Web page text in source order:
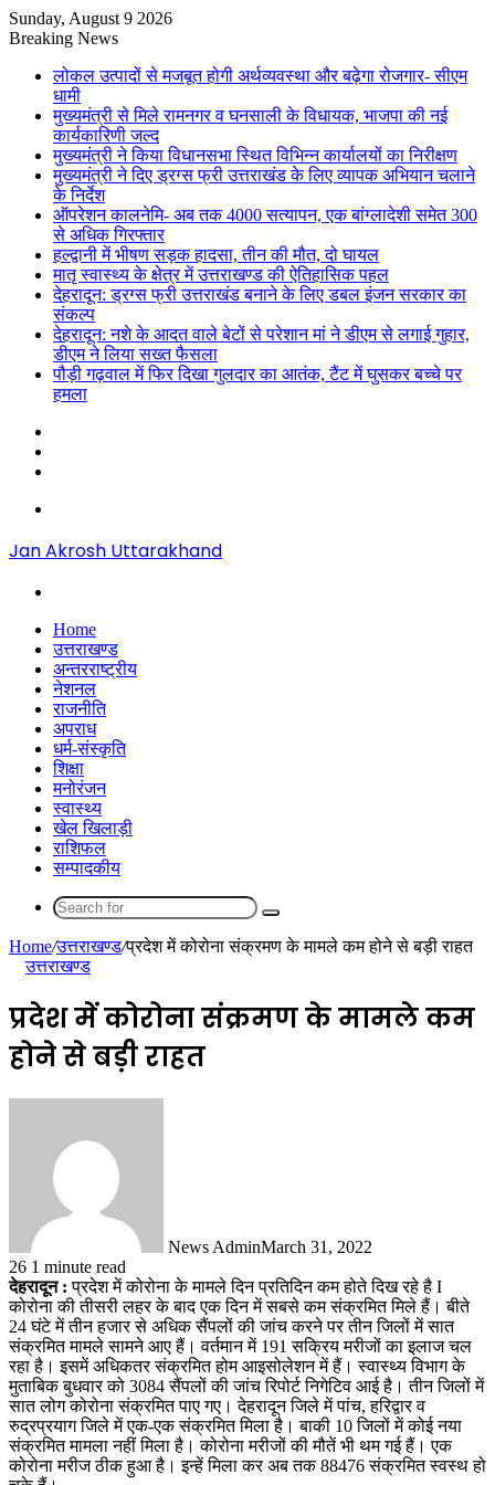
Sunday, August 9 2026
Breaking News
लोकल उत्पादों से मजबूत होगी अर्थव्यवस्था और बढ़ेगा रोजगार- सीएम
धामी
मुख्यमंत्री से मिले रामनगर व घनसाली के विधायक, भाजपा की नई
कार्यकारिणी जल्द
मुख्यमंत्री ने किया विधानसभा स्थित विभिन्न कार्यालयों का निरीक्षण
मुख्यमंत्री ने दिए ड्रग्स फ्री उत्तराखंड के लिए व्यापक अभियान चलाने
के निर्देश
ऑपरेशन कालनेमि- अब तक 4000 सत्यापन, एक बांग्लादेशी समेत 300
से अधिक गिरफ्तार
हल्द्वानी में भीषण सड़क हादसा, तीन की मौत, दो घायल
मातृ स्वास्थ्य के क्षेत्र में उत्तराखण्ड की ऐतिहासिक पहल
देहरादून: ड्रग्स फ्री उत्तराखंड बनाने के लिए डबल इंजन सरकार का
संकल्प
देहरादून: नशे के आदत वाले बेटों से परेशान मां ने डीएम से लगाई गुहार,
डीएम ने लिया सख्त फैसला
पौड़ी गढ़वाल में फिर दिखा गुलदार का आतंक, टैंट में घुसकर बच्चे पर
हमला
Jan Akrosh Uttarakhand
Home
उत्तराखण्ड
अन्तरराष्ट्रीय
नेशनल
राजनीति
अपराध
धर्म-संस्कृति
शिक्षा
मनोरंजन
स्वास्थ्य
खेल खिलाड़ी
राशिफल
सम्पादकीय
Search
Home/उत्तराखण्ड/प्रदेश में कोरोना संक्रमण के मामले कम होने से बड़ी राहत
उत्तराखण्ड
प्रदेश में कोरोना संक्रमण के मामले कम
होने से बड़ी राहत
News AdminMarch 31, 2022
26 1 minute read
देहरादून : प्रदेश में कोरोना के मामले दिन प्रतिदिन कम होते दिख रहे है I
कोरोना की तीसरी लहर के बाद एक दिन में सबसे कम संक्रमित मिले हैं। बीते
24 घंटे में तीन हजार से अधिक सैंपलों की जांच करने पर तीन जिलों में सात
संक्रमित मामले सामने आए हैं। वर्तमान में 191 सक्रिय मरीजों का इलाज चल
रहा है। इसमें अधिकतर संक्रमित होम आइसोलेशन में हैं। स्वास्थ्य विभाग के
मुताबिक बुधवार को 3084 सैंपलों की जांच रिपोर्ट निगेटिव आई है। तीन जिलों में
सात लोग कोरोना संक्रमित पाए गए। देहरादून जिले में पांच, हरिद्वार व
रुद्रप्रयाग जिले में एक-एक संक्रमित मिला है। बाकी 10 जिलों में कोई नया
संक्रमित मामला नहीं मिला है। कोरोना मरीजों की मौतें भी थम गई हैं। एक
कोरोना मरीज ठीक हुआ है। इन्हें मिला कर अब तक 88476 संक्रमित स्वस्थ हो